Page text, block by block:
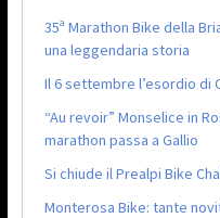
35ª Marathon Bike della
una leggendaria storia
Il 6 settembre l’esordio di
“Au revoir” Monselice in
marathon passa a Gallio
Si chiude il Prealpi Bike
Monterosa Bike: tante